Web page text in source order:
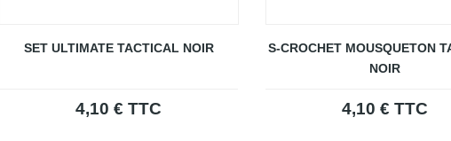
SET ULTIMATE TACTICAL NOIR
4,10 € TTC
S-CROCHET MOUSQUETON
NOIR
4,10 € TTC